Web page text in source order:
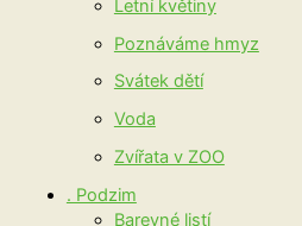
Letní květiny
Poznáváme hmyz
Svátek dětí
Voda
Zvířata v ZOO
. Podzim
Barevné listí